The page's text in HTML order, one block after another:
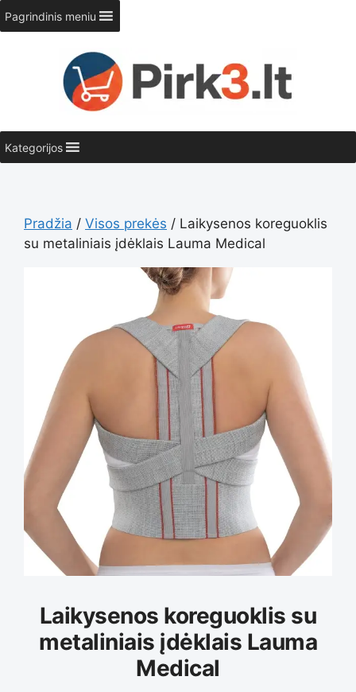
Pereiti
prie
turinio
Pagrindinis meniu
Kategorijos
Pradžia / Visos prekės / Laikysenos koreguoklis
su metaliniais įdėklais Lauma Medical
Laikysenos koreguoklis su
metaliniais įdėklais Lauma
Medical